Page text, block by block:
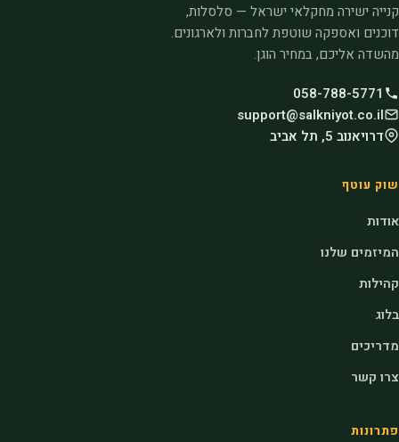
קנייה ישירה מחקלאי ישראל — סלסלות,
דוכנים ואספקה שוטפת לחברות ולארגונים.
מהשדה אליכם, במחיר הוגן.
058-788-5771
support@salkniyot.co.il
דרויאנוב 5, תל אביב
שוק עוטף
אודות
המיזמים שלנו
קהילות
בלוג
מדריכים
צרו קשר
פתרונות